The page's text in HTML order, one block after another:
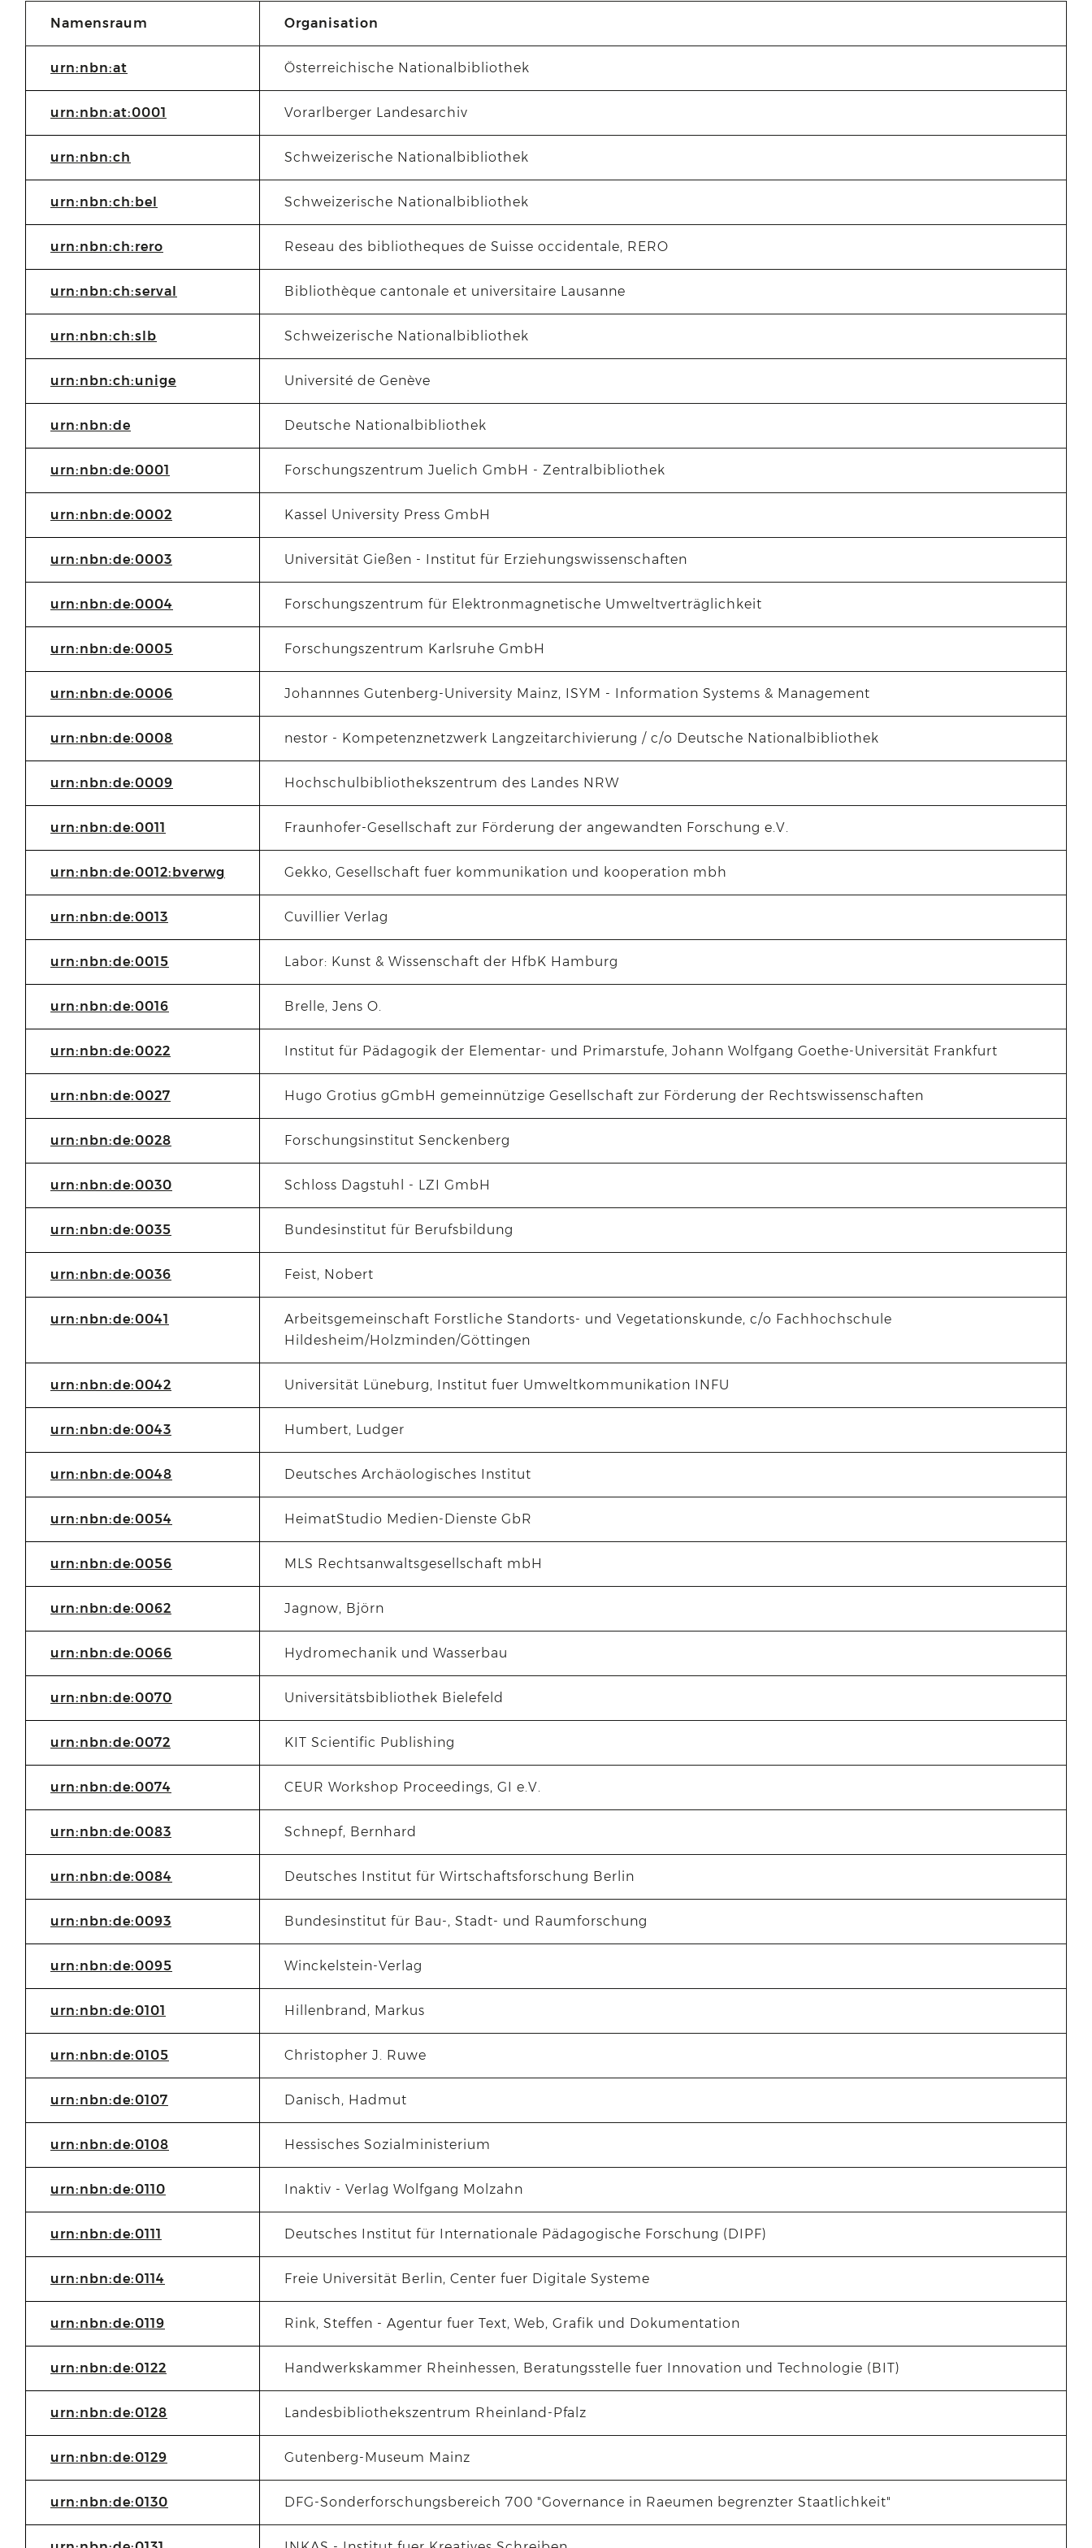
Namensraum Organisation
urn:nbn:at Österreichische Nationalbibliothek
urn:nbn:at:0001 Vorarlberger Landesarchiv
urn:nbn:ch Schweizerische Nationalbibliothek
urn:nbn:ch:bel Schweizerische Nationalbibliothek
urn:nbn:ch:rero Reseau des bibliotheques de Suisse occidentale, RERO
urn:nbn:ch:serval Bibliothèque cantonale et universitaire Lausanne
urn:nbn:ch:slb Schweizerische Nationalbibliothek
urn:nbn:ch:unige Université de Genève
urn:nbn:de Deutsche Nationalbibliothek
urn:nbn:de:0001 Forschungszentrum Juelich GmbH - Zentralbibliothek
urn:nbn:de:0002 Kassel University Press GmbH
urn:nbn:de:0003 Universität Gießen - Institut für Erziehungswissenschaften
urn:nbn:de:0004 Forschungszentrum für Elektronmagnetische Umweltverträglichkeit
urn:nbn:de:0005 Forschungszentrum Karlsruhe GmbH
urn:nbn:de:0006 Johannnes Gutenberg-University Mainz, ISYM - Information Systems & Management
urn:nbn:de:0008 nestor - Kompetenznetzwerk Langzeitarchivierung / c/o Deutsche Nationalbibliothek
urn:nbn:de:0009 Hochschulbibliothekszentrum des Landes NRW
urn:nbn:de:0011 Fraunhofer-Gesellschaft zur Förderung der angewandten Forschung e.V.
urn:nbn:de:0012:bverwg Gekko, Gesellschaft fuer kommunikation und kooperation mbh
urn:nbn:de:0013 Cuvillier Verlag
urn:nbn:de:0015 Labor: Kunst & Wissenschaft der HfbK Hamburg
urn:nbn:de:0016 Brelle, Jens O.
urn:nbn:de:0022 Institut für Pädagogik der Elementar- und Primarstufe, Johann Wolfgang Goethe-Universität Frankfurt
urn:nbn:de:0027 Hugo Grotius gGmbH gemeinnützige Gesellschaft zur Förderung der Rechtswissenschaften
urn:nbn:de:0028 Forschungsinstitut Senckenberg
urn:nbn:de:0030 Schloss Dagstuhl - LZI GmbH
urn:nbn:de:0035 Bundesinstitut für Berufsbildung
urn:nbn:de:0036 Feist, Nobert
urn:nbn:de:0041
Arbeitsgemeinschaft Forstliche Standorts- und Vegetationskunde, c/o Fachhochschule
Hildesheim/Holzminden/Göttingen
urn:nbn:de:0042 Universität Lüneburg, Institut fuer Umweltkommunikation INFU
urn:nbn:de:0043 Humbert, Ludger
urn:nbn:de:0048 Deutsches Archäologisches Institut
urn:nbn:de:0054 HeimatStudio Medien-Dienste GbR
urn:nbn:de:0056 MLS Rechtsanwaltsgesellschaft mbH
urn:nbn:de:0062 Jagnow, Björn
urn:nbn:de:0066 Hydromechanik und Wasserbau
urn:nbn:de:0070 Universitätsbibliothek Bielefeld
urn:nbn:de:0072 KIT Scientific Publishing
urn:nbn:de:0074 CEUR Workshop Proceedings, GI e.V.
urn:nbn:de:0083 Schnepf, Bernhard
urn:nbn:de:0084 Deutsches Institut für Wirtschaftsforschung Berlin
urn:nbn:de:0093 Bundesinstitut für Bau-, Stadt- und Raumforschung
urn:nbn:de:0095 Winckelstein-Verlag
urn:nbn:de:0101 Hillenbrand, Markus
urn:nbn:de:0105 Christopher J. Ruwe
urn:nbn:de:0107 Danisch, Hadmut
urn:nbn:de:0108 Hessisches Sozialministerium
urn:nbn:de:0110 Inaktiv - Verlag Wolfgang Molzahn
urn:nbn:de:0111 Deutsches Institut für Internationale Pädagogische Forschung (DIPF)
urn:nbn:de:0114 Freie Universität Berlin, Center fuer Digitale Systeme
urn:nbn:de:0119 Rink, Steffen - Agentur fuer Text, Web, Grafik und Dokumentation
urn:nbn:de:0122 Handwerkskammer Rheinhessen, Beratungsstelle fuer Innovation und Technologie (BIT)
urn:nbn:de:0128 Landesbibliothekszentrum Rheinland-Pfalz
urn:nbn:de:0129 Gutenberg-Museum Mainz
urn:nbn:de:0130 DFG-Sonderforschungsbereich 700 "Governance in Raeumen begrenzter Staatlichkeit"